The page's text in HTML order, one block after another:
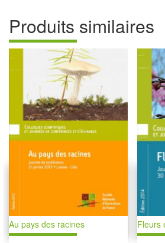
Produits similaires
Au pays des racines Fleurs